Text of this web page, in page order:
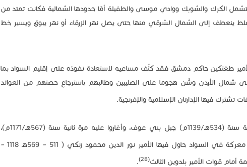
الكرك والشوبك ووادي موسى والطفيلة أمّا حدودها الشمالية فكانت تمتد من
ينعطف إلى الشمال الشرقي منها حتى يصل نهر الزرقاء أو نهر يبوق ويسير خط
طغتكين حاكم دمشق فقد كثّف مساعيه لاستعادة نفوذه على إقليم السواد بما
سنة (513هـ/1119م) بعساكره إلى شمال الأردن وشّن هجوماً على الصليبين وطالبهم باسترجاع حصتهم من العوائد
فيها الإدارتان الإسلامية والإفرنجية.
وظلت عجلون سجالاً بين المسلمين والفرنجة، وهاجم الفرنجة سنة (534هـ/1139م) جبل بني عوف، وأغاروا عليه مرة ثانية سنة (567هـ/1171م)،
، وفي سنة (554هـ/1159م) وقعت معركة في السواد حاول فيها الأمير نور الدين محمود زنكي ( 511 – 569هـ 1118 –
(28)
.